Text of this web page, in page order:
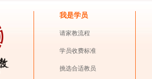
我是学员
请家教流程
学员收费标准
挑选合适教员